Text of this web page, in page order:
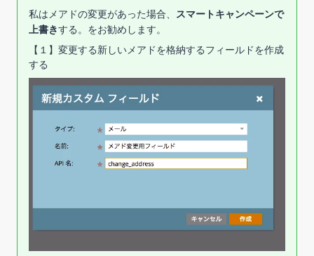
私はメアドの変更があった場合、
スマートキャンペーンで
上書きする。をお勧めします。
【１】変更する新しいメアドを格納するフィールドを作成
する